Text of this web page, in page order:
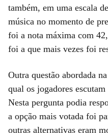
também, em uma escala
música no momento de
foi a nota máxima com
foi a que mais vezes foi
Outra questão abordada
qual os jogadores
Nesta pergunta podia
a opção mais votada foi
outras alternativas eram